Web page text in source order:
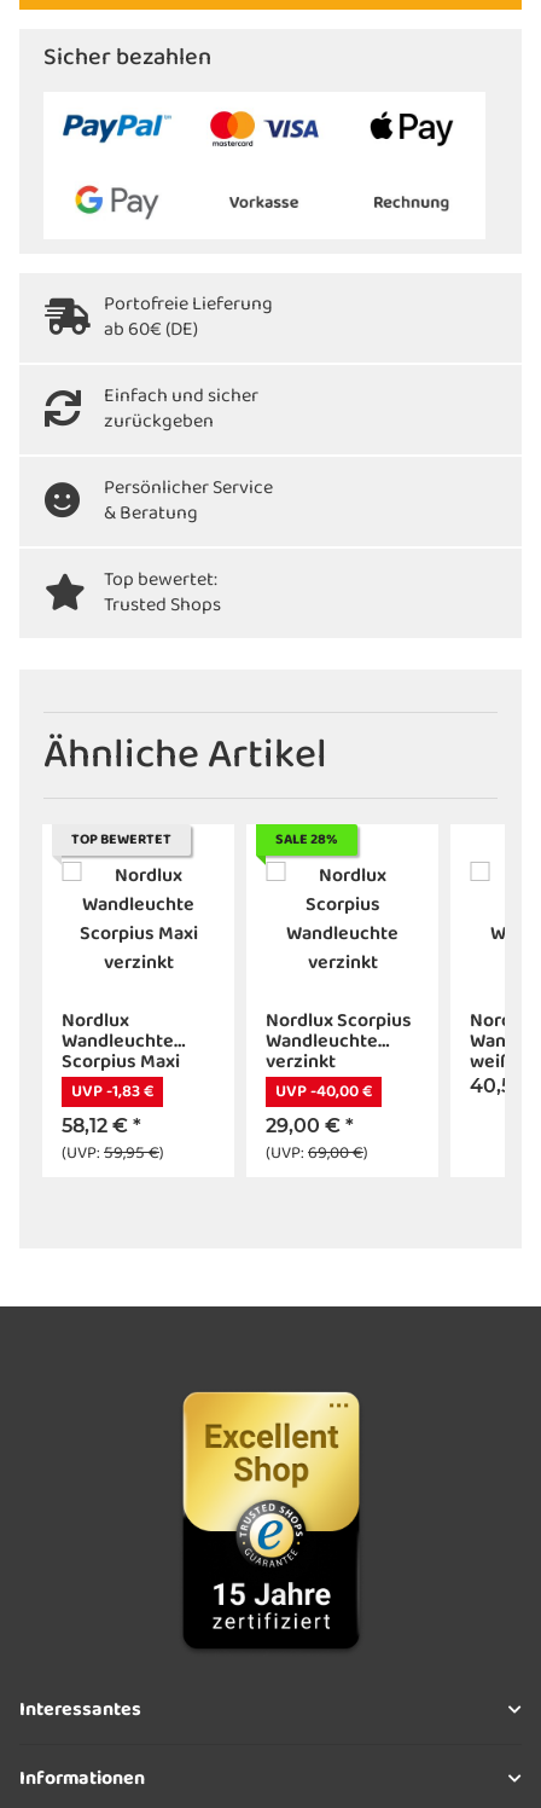
Sicher bezahlen
Portofreie Lieferung
ab 60€ (DE)
Einfach und sicher
zurückgeben
Persönlicher Service
& Beratung
Top bewertet:
Trusted Shops
Ähnliche Artikel
TOP BEWERTET
Nordlux
Wandleuchte
Scorpius Maxi
verzinkt
UVP -1,83 €
58,12 € *
(UVP:59,95 €)
SALE 28%
Nordlux Scorpius
Wandleuchte
verzinkt
UVP -40,00 €
29,00 € *
(UVP:69,00 €)
weiß
40,52
Interessantes
Informationen